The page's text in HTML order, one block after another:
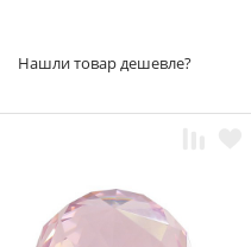
Нашли товар дешевле?